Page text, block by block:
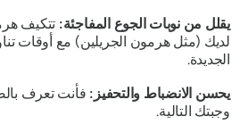
يقلل من نوبات الجوع المفاجئة:تتكيف
لديك (مثل هرمون الجريلين) مع أوقات
الجديدة.
يحسن الانضباط والتحفيز:فأنت تعرف
وجبتك التالية.